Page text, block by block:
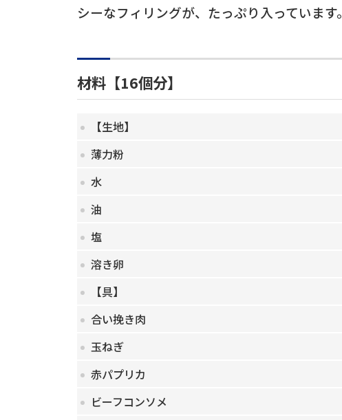
シーなフィリングが、たっぷり入っています。
材料【16個分】
【生地】
薄力粉
水
油
塩
溶き卵
【具】
合い挽き肉
玉ねぎ
赤パプリカ
ビーフコンソメ